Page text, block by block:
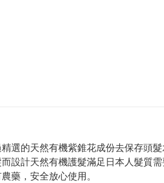
選的天然有機紫錐花成份去保存頭髮
設計天然有機護髮滿足日本人髮質需
藥，安全放心使用。